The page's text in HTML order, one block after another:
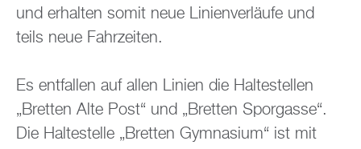
und er­hal­ten somit neue Li­ni­en­ver­läu­fe und
teils neue Fahr­zei­ten.
Es ent­fal­len auf allen Li­ni­en die Hal­te­stel­len
„Brett­en Alte Post“ und „Brett­en Spor­gas­se“.
Die Hal­te­stel­le „Brett­en Gym­na­si­um“ ist mit